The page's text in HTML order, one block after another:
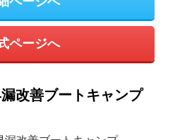
ページへ
改善ブートキャンプ